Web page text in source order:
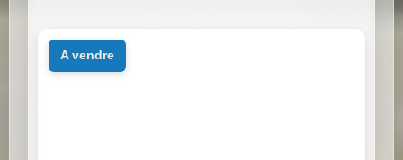
a vendre